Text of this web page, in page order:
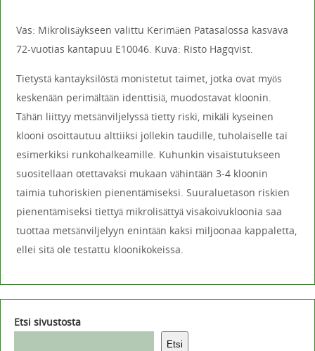
Vas: Mikrolisäykseen valittu Kerimäen Patasalossa kasvava
72-vuotias kantapuu E10046. Kuva: Risto Hagqvist.
Tietystä kantayksilöstä monistetut taimet, jotka ovat myös
keskenään perimältään identtisiä, muodostavat kloonin.
Tähän liittyy metsänviljelyssä tietty riski, mikäli kyseinen
klooni osoittautuu alttiiksi jollekin taudille, tuholaiselle tai
esimerkiksi runkohalkeamille. Kuhunkin visaistutukseen
suositellaan otettavaksi mukaan vähintään 3-4 kloonin
taimia tuhoriskien pienentämiseksi. Suuraluetason riskien
pienentämiseksi tiettyä mikrolisättyä visakoivukloonia saa
tuottaa metsänviljelyyn enintään kaksi miljoonaa kappaletta,
ellei sitä ole testattu kloonikokeissa.
Etsi sivustosta
Etsi